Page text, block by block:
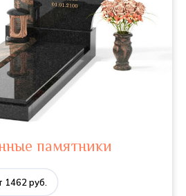
памятники
1462 руб.